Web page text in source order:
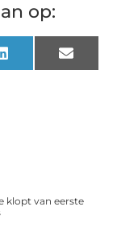
op:
LinkedIn Email
klopt van eerste